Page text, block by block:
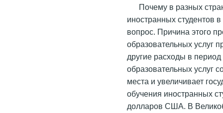
Почему в разных
иностранных студентов
вопрос. Причина этого
образовательных услуг
другие расходы в
образовательных услуг
места и увеличивает
обучения иностранных
долларов США. В